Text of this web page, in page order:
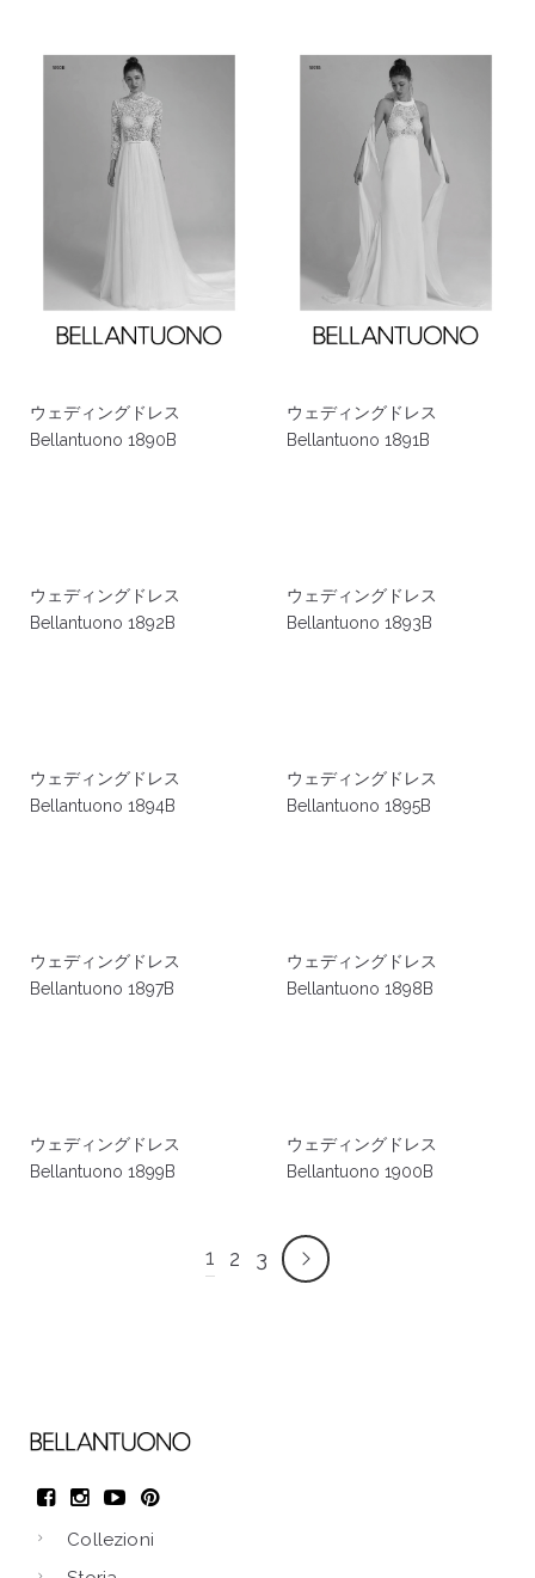
ウェディングドレス
Bellantuono 1890B
ウェディングドレス
Bellantuono 1891B
ウェディングドレス
Bellantuono 1892B
ウェディングドレス
Bellantuono 1893B
ウェディングドレス
Bellantuono 1894B
ウェディングドレス
Bellantuono 1895B
ウェディングドレス
Bellantuono 1897B
ウェディングドレス
Bellantuono 1898B
ウェディングドレス
Bellantuono 1899B
ウェディングドレス
Bellantuono 1900B
1 2 3
Collezioni